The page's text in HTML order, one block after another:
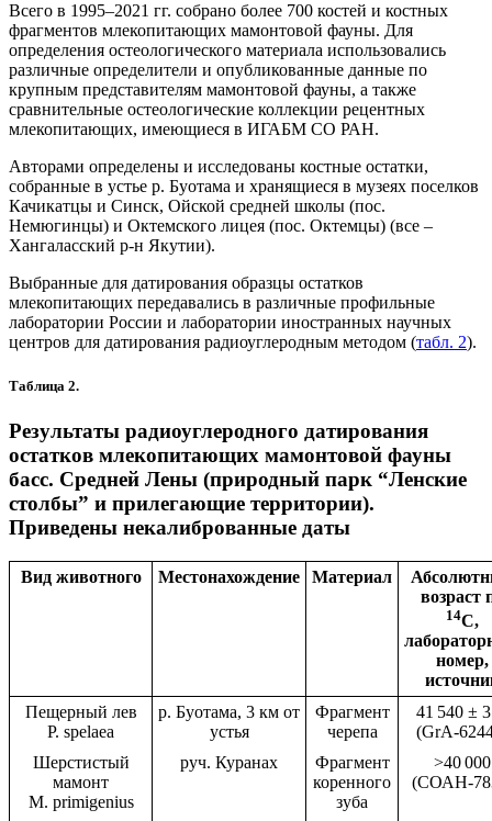
Всего в 1995–2021 гг. собрано более 700 костей и костных
фрагментов млекопитающих мамонтовой фауны. Для
определения остеологического материала использовались
различные определители и опубликованные данные по
крупным представителям мамонтовой фауны, а также
сравнительные остеологические коллекции рецентных
млекопитающих, имеющиеся в ИГАБМ СО РАН.
Авторами определены и исследованы костные остатки,
собранные в устье р. Буотама и хранящиеся в музеях поселков
Качикатцы и Синск, Ойской средней школы (пос.
Немюгинцы) и Октемского лицея (пос. Октемцы) (все –
Хангаласский р-н Якутии).
Выбранные для датирования образцы остатков
млекопитающих передавались в различные профильные
лаборатории России и лаборатории иностранных научных
центров для датирования радиоуглеродным методом (табл. 2).
Таблица 2.
Результаты радиоуглеродного датирования
остатков млекопитающих мамонтовой фауны
басс. Средней Лены (природный парк “Ленские
столбы” и прилегающие территории).
Приведены некалиброванные даты
Вид животного Местонахождение Материал
возраст
14С,
номер,
Пещерный лев
P. spelaea
р. Буотама, 3 км от
устья
Фрагмент
черепа
41 540 ±
(GrA-
Шерстистый
мамонт
M. primigenius
руч. Куранах
Фрагмент
коренного
зуба
>40 000
(СОАН-